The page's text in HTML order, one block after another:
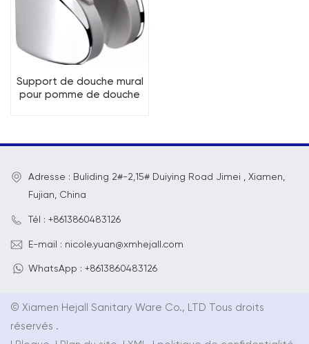
Support de douche mural
pour pomme de douche
Adresse : Buliding 2#-2,15# Duiying Road Jimei , Xiamen,
Fujian, China
Tél : +8613860483126
E-mail : nicole.yuan@xmhejall.com
WhatsApp : +8613860483126
© Xiamen Hejall Sanitary Ware Co., LTD Tous droits
réservés .